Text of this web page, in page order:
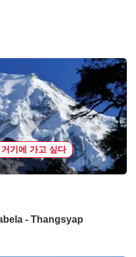
기에 가고 싶다
- Thangsyap